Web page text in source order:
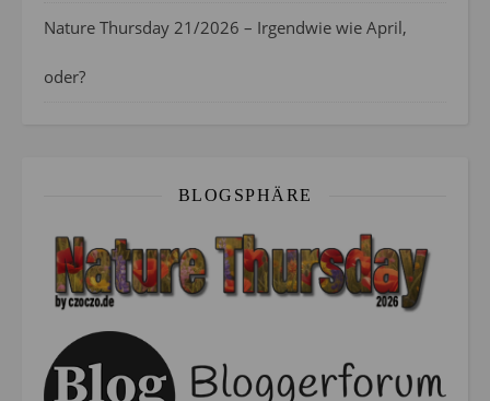
Nature Thursday 21/2026 – Irgendwie wie April,
oder?
BLOGSPHÄRE